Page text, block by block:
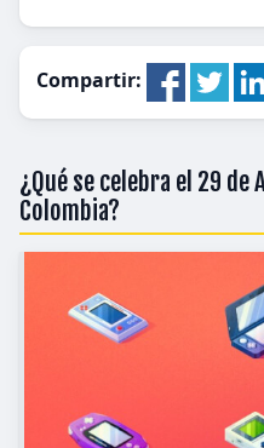
Compartir:
¿Qué se celebra el 29 de
Colombia?